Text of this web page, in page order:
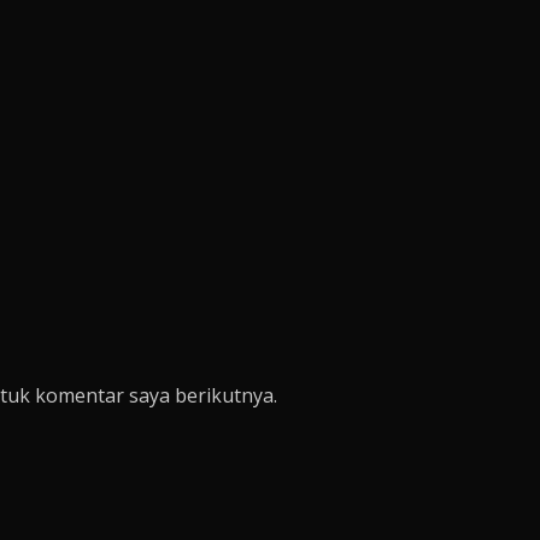
komentar saya berikutnya.